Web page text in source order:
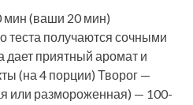
мин (ваши 20 мин)
получаются сочными
приятный аромат и
(на 4 порции) Творог —
или размороженная) — 100-